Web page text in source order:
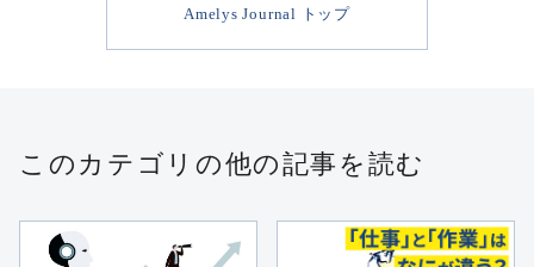
Amelys Journal トップ
このカテゴリの他の記事を読む